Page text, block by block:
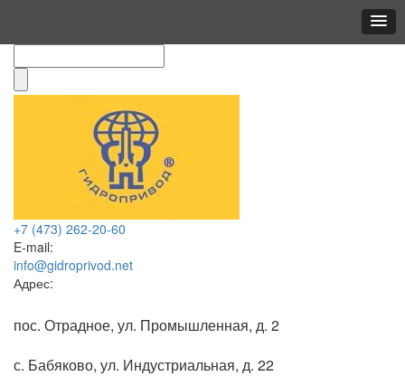
+7 (473) 262-20-60
E-mail:
info@gidroprivod.net
Адрес:
пос. Отрадное, ул. Промышленная, д. 2
с. Бабяково, ул. Индустриальная, д. 22